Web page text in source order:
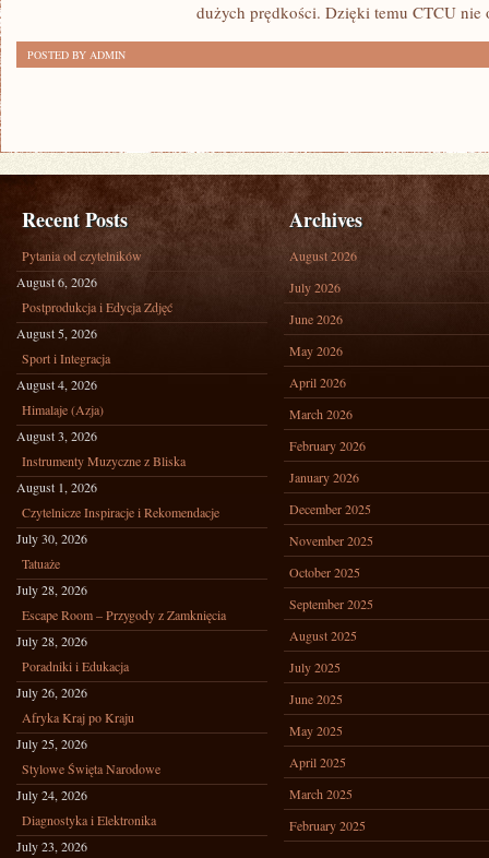
dużych prędkości. Dzięki temu CTCU nie
POSTED BY ADMIN
Recent Posts
Pytania od czytelników
August 6, 2026
Postprodukcja i Edycja Zdjęć
August 5, 2026
Sport i Integracja
August 4, 2026
Himalaje (Azja)
August 3, 2026
Instrumenty Muzyczne z Bliska
August 1, 2026
Czytelnicze Inspiracje i Rekomendacje
July 30, 2026
Tatuaże
July 28, 2026
Escape Room – Przygody z Zamknięcia
July 28, 2026
Poradniki i Edukacja
July 26, 2026
Afryka Kraj po Kraju
July 25, 2026
Stylowe Święta Narodowe
July 24, 2026
Diagnostyka i Elektronika
July 23, 2026
Archives
August 2026
July 2026
June 2026
May 2026
April 2026
March 2026
February 2026
January 2026
December 2025
November 2025
October 2025
September 2025
August 2025
July 2025
June 2025
May 2025
April 2025
March 2025
February 2025